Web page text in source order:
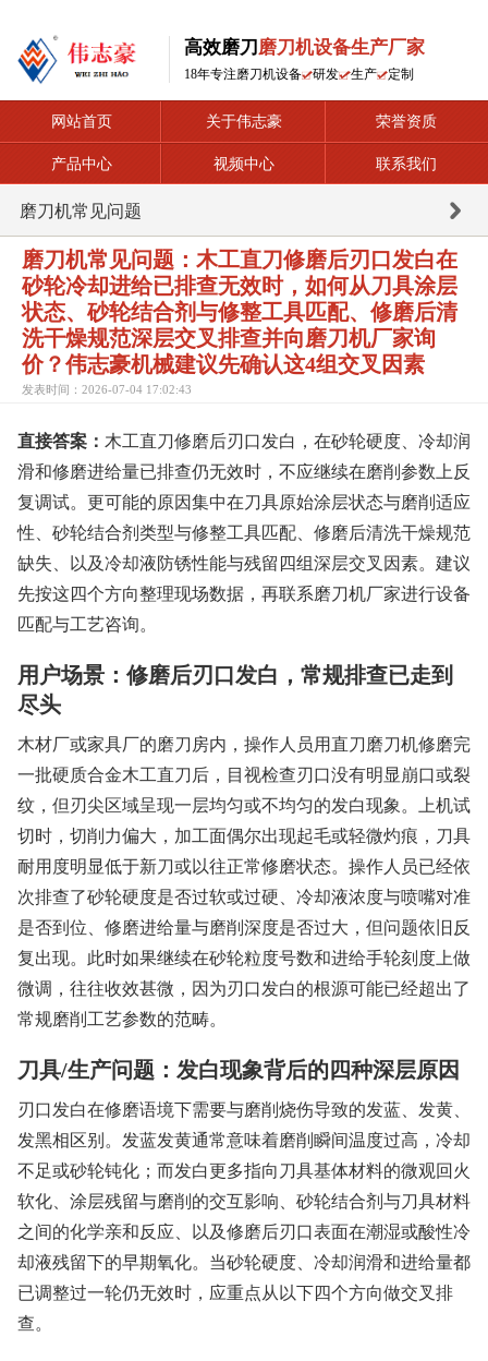
高效磨刀 磨刀机设备生产厂家
18年专注磨刀机设备 研发 生产 定制
网站首页 关于伟志豪 荣誉资质
产品中心 视频中心 联系我们
磨刀机常见问题
磨刀机常见问题：木工直刀修磨后刃口发白在
砂轮冷却进给已排查无效时，如何从刀具涂层
状态、砂轮结合剂与修整工具匹配、修磨后清
洗干燥规范深层交叉排查并向磨刀机厂家询
价？伟志豪机械建议先确认这4组交叉因素
发表时间：2026-07-04 17:02:43
直接答案： 木工直刀修磨后刃口发白，在砂轮硬度、冷却润
滑和修磨进给量已排查仍无效时，不应继续在磨削参数上反
复调试。更可能的原因集中在刀具原始涂层状态与磨削适应
性、砂轮结合剂类型与修整工具匹配、修磨后清洗干燥规范
缺失、以及冷却液防锈性能与残留四组深层交叉因素。建议
先按这四个方向整理现场数据，再联系磨刀机厂家进行设备
匹配与工艺咨询。
用户场景：修磨后刃口发白，常规排查已走到
尽头
木材厂或家具厂的磨刀房内，操作人员用直刀磨刀机修磨完
一批硬质合金木工直刀后，目视检查刃口没有明显崩口或裂
纹，但刃尖区域呈现一层均匀或不均匀的发白现象。上机试
切时，切削力偏大，加工面偶尔出现起毛或轻微灼痕，刀具
耐用度明显低于新刀或以往正常修磨状态。操作人员已经依
次排查了砂轮硬度是否过软或过硬、冷却液浓度与喷嘴对准
是否到位、修磨进给量与磨削深度是否过大，但问题依旧反
复出现。此时如果继续在砂轮粒度号数和进给手轮刻度上做
微调，往往收效甚微，因为刃口发白的根源可能已经超出了
常规磨削工艺参数的范畴。
刀具/生产问题：发白现象背后的四种深层原因
刃口发白在修磨语境下需要与磨削烧伤导致的发蓝、发黄、
发黑相区别。发蓝发黄通常意味着磨削瞬间温度过高，冷却
不足或砂轮钝化；而发白更多指向刀具基体材料的微观回火
软化、涂层残留与磨削的交互影响、砂轮结合剂与刀具材料
之间的化学亲和反应、以及修磨后刃口表面在潮湿或酸性冷
却液残留下的早期氧化。当砂轮硬度、冷却润滑和进给量都
已调整过一轮仍无效时，应重点从以下四个方向做交叉排
查。